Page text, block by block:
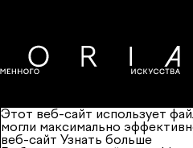
Этот веб-сайт использует
могли максимально
веб-сайт Узнать больше